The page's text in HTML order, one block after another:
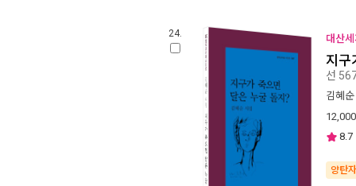
24. 대산
지구
선
김혜순
12,000
8.7
양탄